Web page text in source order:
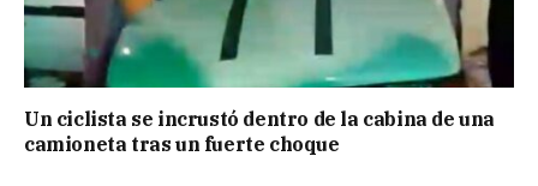
Un ciclista se incrustó dentro de la cabina de una
camioneta tras un fuerte choque